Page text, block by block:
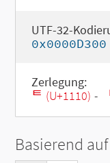
UTF-32-
0x0000D300
Zerlegung:
ᄐ (U+1110) -
Basierend auf